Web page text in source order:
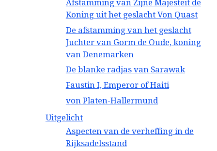
Koning uit het geslacht Von Quast
De afstamming van het geslacht
Juchter van Gorm de Oude, koning
van Denemarken
De blanke radjas van Sarawak
Faustin I, Emperor of Haiti
von Platen-Hallermund
Uitgelicht
Aspecten van de verheffing in de
Rijksadelsstand